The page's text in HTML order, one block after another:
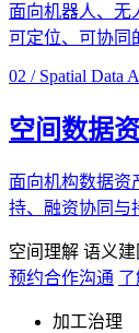
面向机器人、无
可定位、可协同
02 / Spatial Data
空间数据
面向机构数据资
持、融资协同与
空间理解 语义建
预约合作沟通
加工治理